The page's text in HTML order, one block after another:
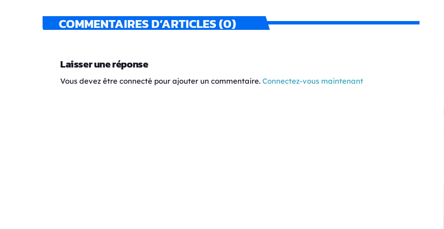
COMMENTAIRES D’ARTICLES (0)
Laisser une réponse
Vous devez être connecté pour ajouter un commentaire. Connectez-vous maintenant